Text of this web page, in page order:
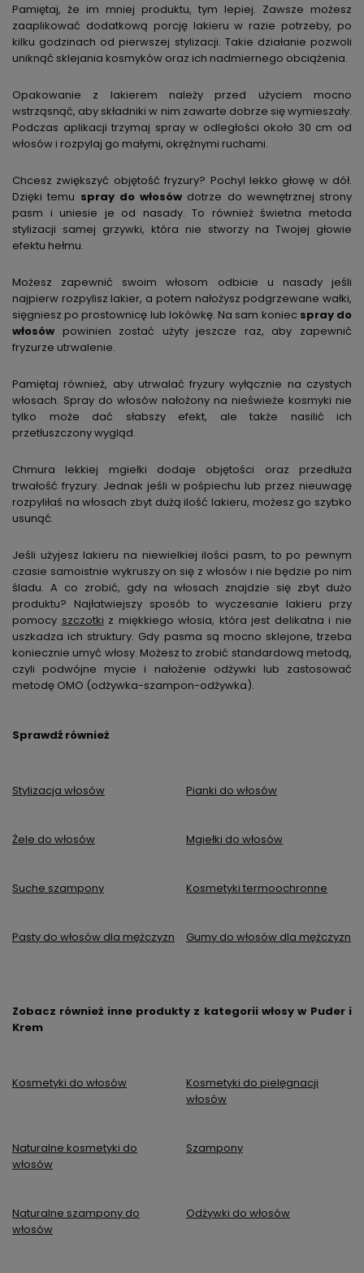
Pamiętaj, że im mniej produktu, tym lepiej. Zawsze możesz
zaaplikować dodatkową porcję lakieru w razie potrzeby, po
kilku godzinach od pierwszej stylizacji. Takie działanie pozwoli
uniknąć sklejania kosmyków oraz ich nadmiernego obciążenia.
Opakowanie z lakierem należy przed użyciem mocno
wstrząsnąć, aby składniki w nim zawarte dobrze się wymieszały.
Podczas aplikacji trzymaj spray w odległości około 30 cm od
włosów i rozpylaj go małymi, okrężnymi ruchami.
Chcesz zwiększyć objętość fryzury? Pochyl lekko głowę w dół.
Dzięki temu spray do włosów dotrze do wewnętrznej strony
pasm i uniesie je od nasady. To również świetna metoda
stylizacji samej grzywki, która nie stworzy na Twojej głowie
efektu hełmu.
Możesz zapewnić swoim włosom odbicie u nasady jeśli
najpierw rozpylisz lakier, a potem nałożysz podgrzewane wałki,
sięgniesz po prostownicę lub lokówkę. Na sam koniec spray do
włosów powinien zostać użyty jeszcze raz, aby zapewnić
fryzurze utrwalenie.
Pamiętaj również, aby utrwalać fryzury wyłącznie na czystych
włosach. Spray do włosów nałożony na nieświeże kosmyki nie
tylko może dać słabszy efekt, ale także nasilić ich
przetłuszczony wygląd.
Chmura lekkiej mgiełki dodaje objętości oraz przedłuża
trwałość fryzury. Jednak jeśli w pośpiechu lub przez nieuwagę
rozpyliłaś na włosach zbyt dużą ilość lakieru, możesz go szybko
usunąć.
Jeśli użyjesz lakieru na niewielkiej ilości pasm, to po pewnym
czasie samoistnie wykruszy on się z włosów i nie będzie po nim
śladu. A co zrobić, gdy na włosach znajdzie się zbyt dużo
produktu? Najłatwiejszy sposób to wyczesanie lakieru przy
pomocy szczotki z miękkiego włosia, która jest delikatna i nie
uszkadza ich struktury. Gdy pasma są mocno sklejone, trzeba
koniecznie umyć włosy. Możesz to zrobić standardową metodą,
czyli podwójne mycie i nałożenie odżywki lub zastosować
metodę OMO (odżywka-szampon-odżywka).
Sprawdź również
Stylizacja włosów Pianki do włosów
Żele do włosów Mgiełki do włosów
Suche szampony Kosmetyki termoochronne
Pasty do włosów dla mężczyzn Gumy do włosów dla mężczyzn
Zobacz również inne produkty z kategorii włosy w Puder i
Krem
Kosmetyki do włosów
Kosmetyki do pielęgnacji
włosów
Naturalne kosmetyki do
włosów
Szampony
Naturalne szampony do
włosów
Odżywki do włosów